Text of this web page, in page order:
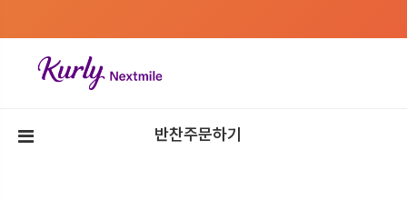
반찬주문하기